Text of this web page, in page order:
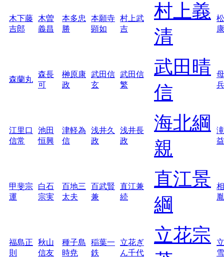
木下藤
吉郎
木曽
義昌
本多忠
勝
本願寺
顕如
村上武
吉
村上義
清
康
森蘭丸
森長
可
榊原康
政
武田信
玄
武田信
繁
武田晴
信
江里口
信常
池田
恒興
津軽為
信
浅井久
政
浅井長
政
海北綱
親
益
甲斐宗
運
白石
宗実
百地三
太夫
百武賢
兼
直江兼
続
直江景
綱
胤
福島正
則
秋山
信友
種子島
時尭
稲葉一
鉄
立花ぎ
ん千代
立花宗
雪